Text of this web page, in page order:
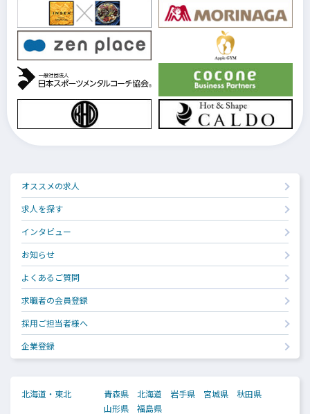
オススメの求人
求人を探す
インタビュー
お知らせ
よくあるご質問
求職者の会員登録
採用ご担当者様へ
企業登録
北海道・東北 青森県 北海道 岩手県 宮城県
秋田県
山形県
福島県